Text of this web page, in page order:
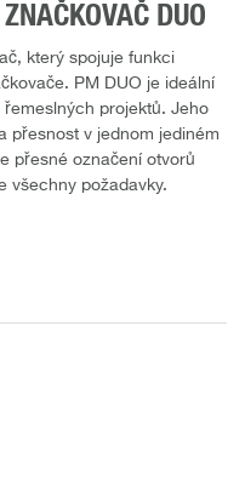
DUO
který spojuje funkci
PM DUO je ideální
projektů. Jeho
přesnost v jednom jediném
přesné označení otvorů
všechny požadavky.